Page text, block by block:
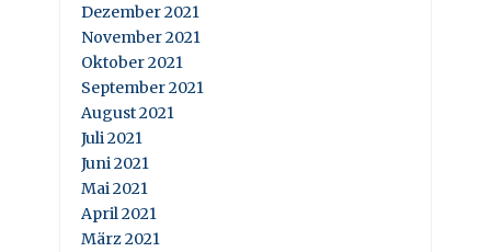
Dezember 2021
November 2021
Oktober 2021
September 2021
August 2021
Juli 2021
Juni 2021
Mai 2021
April 2021
März 2021